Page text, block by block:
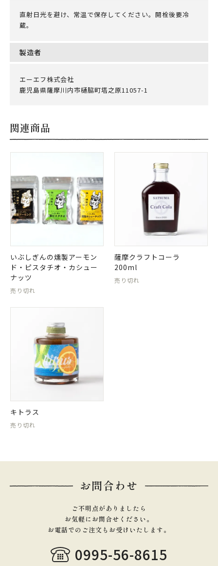
直射日光を避け、常温で保存してください。開栓後要冷
蔵。
製造者
エーエフ株式会社
鹿児島県薩摩川内市樋脇町塔之原11057-1
関連商品
いぶしぎんの燻製アーモン
ド・ピスタチオ・カシュー
ナッツ
売り切れ
薩摩クラフトコーラ
200ml
売り切れ
キトラス
売り切れ
お問合わせ
ご不明点がありましたら
お気軽にお問合せください。
お電話でのご注文もお受けいたします。
0995-56-8615